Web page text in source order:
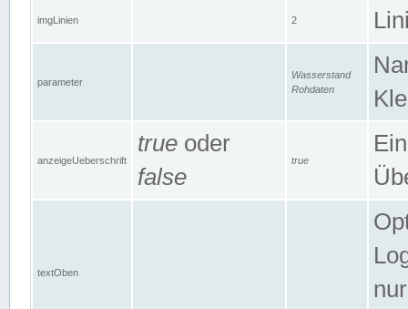
imgLinien 2
parameter
Wasserstand
Rohdaten
anzeigeUeberschrift
true oder
false
true
textOben